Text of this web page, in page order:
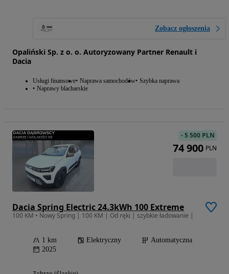
Zobacz ogłoszenia
Opaliński Sp. z o. o. Autoryzowany Partner Renault i
Dacia
Usługi finansowe Naprawa samochodów Szybka naprawa
Naprawy blacharskie
Dacia Spring Electric 24.3kWh 100 Extreme
100 KM • Nowy Spring | 100 KM | Od ręki | szybkie ładowanie |
1 km Elektryczny
Automatyczna
2025
-5 500 PLN
74 900 PLN